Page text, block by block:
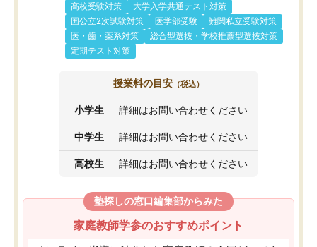
高校受験対策
大学入学共通テスト対策
国公立2次試験対策
医学部受験
難関私立受験対策
医・歯・薬系対策
総合型選抜・学校推薦型選抜対策
定期テスト対策
授業料の目安 （税込）
小学生 詳細はお問い合わせください
中学生 詳細はお問い合わせください
高校生 詳細はお問い合わせください
塾探しの窓口編集部からみた
家庭教師学参のおすすめポイント